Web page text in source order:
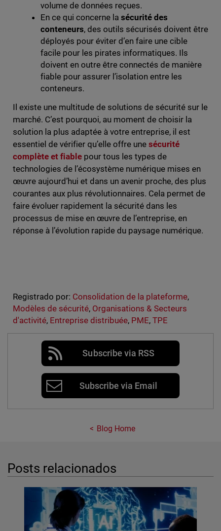
volume de données reçues.
En ce qui concerne la sécurité des
conteneurs, des outils sécurisés doivent être
déployés pour éviter d’en faire une cible
facile pour les pirates informatiques. Ils
doivent en outre être connectés de manière
fiable pour assurer l’isolation entre les
conteneurs.
Il existe une multitude de solutions de sécurité sur le
marché. C’est pourquoi, au moment de choisir la
solution la plus adaptée à votre entreprise, il est
essentiel de vérifier qu’elle offre unesécurité
complète et fiablepour tous les types de
technologies de l’écosystème numérique mises en
œuvre aujourd’hui et dans un avenir proche, des plus
courantes aux plus révolutionnaires. Cela permet de
faire évoluer rapidement la sécurité dans les
processus de mise en œuvre de l’entreprise, en
réponse à l’évolution rapide du paysage numérique.
Registrado por: Consolidation de la plateforme,
Modèles de sécurité, Organisations & Secteurs
d'activité, Entreprise distribuée, PME,TPE
Subscribe via RSS
Subscribe via Email
Blog Home
Posts relacionados